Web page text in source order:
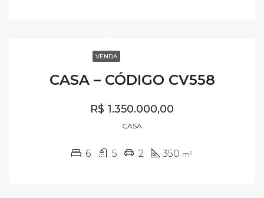
VENDA
CASA – CÓDIGO CV558
R$ 1.350.000,00
CASA
6 5 2 350 m²